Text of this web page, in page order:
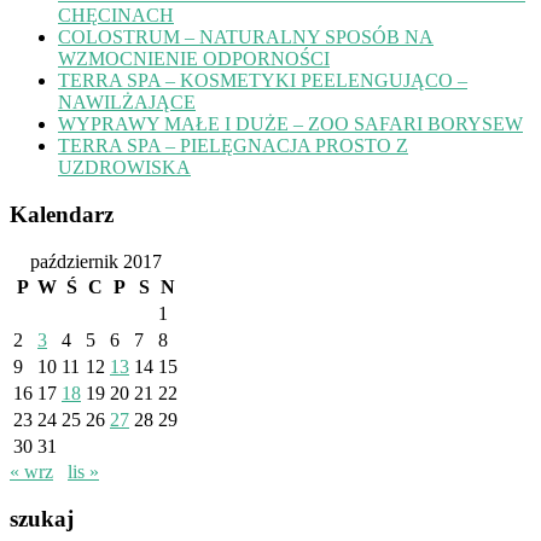
CHĘCINACH
COLOSTRUM – NATURALNY SPOSÓB NA
WZMOCNIENIE ODPORNOŚCI
TERRA SPA – KOSMETYKI PEELENGUJĄCO –
NAWILŻAJĄCE
WYPRAWY MAŁE I DUŻE – ZOO SAFARI BORYSEW
TERRA SPA – PIELĘGNACJA PROSTO Z
UZDROWISKA
Kalendarz
październik 2017
P W Ś C P S N
1
2
3 4 5 6 7
8
9
10 11 12 13 14 15
16 17 18 19 20 21 22
23 24 25 26 27 28 29
30 31
« wrz
lis »
szukaj